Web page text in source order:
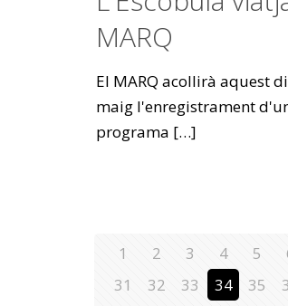
MARQ
El MARQ acollirà aquest
maig l'enregistrament
programa […]
1 2 3 4 5
31
32 33 34 35